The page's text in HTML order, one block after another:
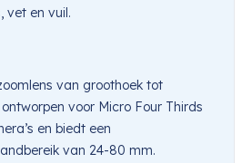
vet en vuil.
van groothoek tot
voor Micro Four Thirds
en biedt een
van 24-80 mm.